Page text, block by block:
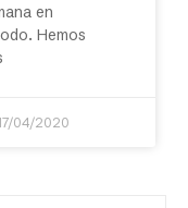
en
Hemos
04/2020